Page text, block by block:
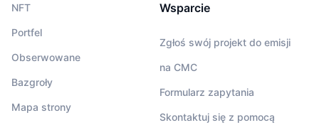
NFT
Portfel
Obserwowane
Bazgroły
Mapa strony
Wsparcie
Zgłoś swój projekt do emisji
na CMC
Formularz zapytania
Skontaktuj się z pomocą